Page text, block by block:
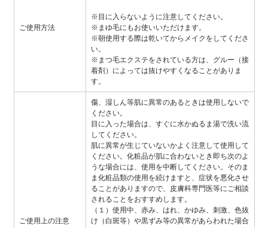
ご使用方法
※目に入らないように注意してください。
※まゆ毛にもお使いいただけます。
※朝使用する際は乾いてからメイクをしてくださ
い。
※まつ毛エクステをされている方は、グルー（接
着剤）によっては抜けやすくなることがありま
す。
ご使用上の注意
傷、湿しん等肌に異常のあるときは使用しないで
ください。
目に入った場合は、すぐに水かぬるま湯で洗い流
してください。
肌に異常が生じていないかよく注意して使用して
ください。化粧品が肌に合わないとき即ち次のよ
うな場合には、使用を中断してください。そのま
ま化粧品類の使用を続けますと、症状を悪化させ
ることがありますので、皮膚科専門医等にご相談
されることをおすすめします。
（１）使用中、赤み、はれ、かゆみ、刺激、色抜
け（白斑等）や黒ずみ等の異常があらわれた場合